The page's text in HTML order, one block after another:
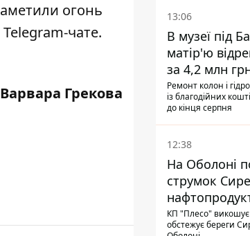
огонь
чате.
Варвара Грекова
13:06
В музеї під
матір'ю
за 4,2 млн
Ремонт колон і
із благодійних
до кінця серпня
12:38
На Оболоні
струмок
до озер
КП "Плесо" викошує
обстежує береги